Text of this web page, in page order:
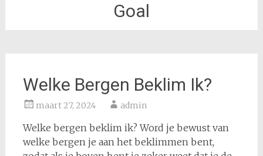
Goal
Welke Bergen Beklim Ik?
maart 27, 2024 admin
Welke bergen beklim ik? Word je bewust van
welke bergen je aan het beklimmen bent,